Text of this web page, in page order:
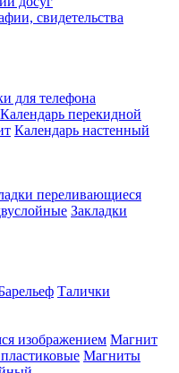
свидетельства
для телефона
Календарь перекидной
Календарь настенный
переливающиеся
Закладки
Талички
изображением Магнит
Магниты